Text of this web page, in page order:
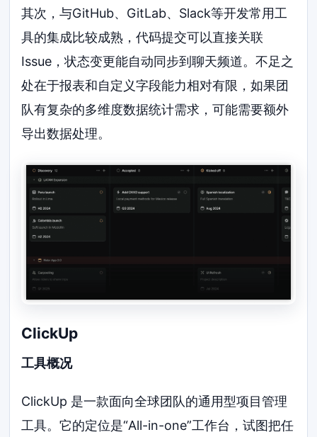
其次，与GitHub、GitLab、Slack等开发常用工
具的集成比较成熟，代码提交可以直接关联
Issue，状态变更能自动同步到聊天频道。不足之
处在于报表和自定义字段能力相对有限，如果团
队有复杂的多维度数据统计需求，可能需要额外
导出数据处理。
ClickUp
工具概况
ClickUp 是一款面向全球团队的通用型项目管理
工具。它的定位是“All-in-one”工作台，试图把任